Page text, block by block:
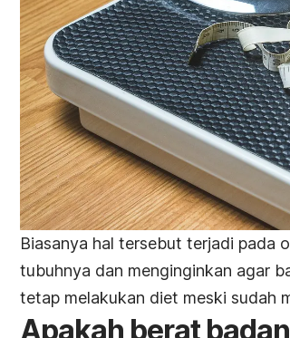
Biasanya hal tersebut terjadi pada
tubuhnya dan menginginkan agar
tetap melakukan diet meski sudah
Apakah berat